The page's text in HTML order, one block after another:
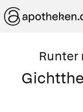
Runter